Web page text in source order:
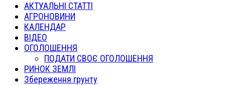
АКТУАЛЬНІ СТАТТІ
АГРОНОВИНИ
КАЛЕНДАР
ВІДЕО
ОГОЛОШЕННЯ
ПОДАТИ СВОЄ ОГОЛОШЕННЯ
РИНОК ЗЕМЛІ
Збереження грунту